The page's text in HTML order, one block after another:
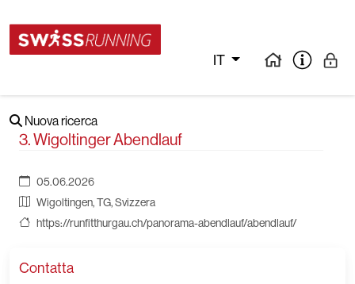
IT
Nuova ricerca
3. Wigoltinger Abendlauf
05.06.2026
Wigoltingen, TG, Svizzera
https://runfitthurgau.ch/panorama-abendlauf/abendlauf/
Contatta